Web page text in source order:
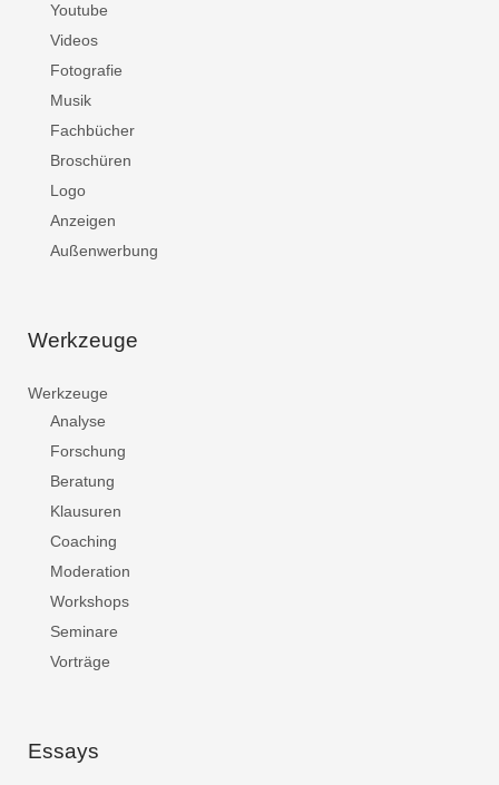
Youtube
Videos
Fotografie
Musik
Fachbücher
Broschüren
Logo
Anzeigen
Außenwerbung
Werkzeuge
Werkzeuge
Analyse
Forschung
Beratung
Klausuren
Coaching
Moderation
Workshops
Seminare
Vorträge
Essays